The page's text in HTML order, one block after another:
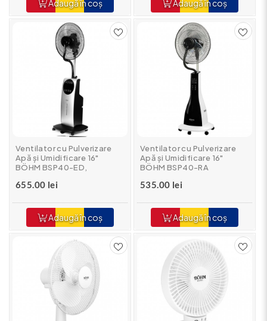
Adaugă în coș Adaugă în coș
Ventilator cu Pulverizare
Apă și Umidificare 16"
BÖHM BSP40-ED,
655.00 lei
Adaugă în coș
Ventilator cu Pulverizare
Apă și Umidificare 16"
BÖHM BSP40-RA
535.00 lei
Adaugă în coș